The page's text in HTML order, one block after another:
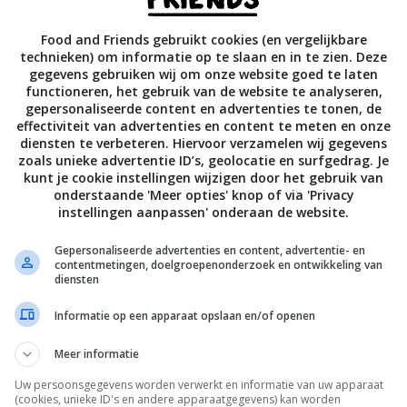
Leg er een theedoek overheen en laat alles nog 10
in omvang verdubbeld zijn.
balletjes op een licht met bloem bestoven werkblad en rol
een doorsnee van circa 10-12 centimeter. Het vergt even
je het onder de knie hebt; de truc is om vanuit het
werken. Leg 3 eetlepels vulling op een helft van de cirkel en
(over de helft van het deeg) uit; zorgdat er een rand
Vouw de andere helft van het deeg over de vulling,
hebt, en druk de randen stevig op elkaar. Herhaal deze
resterende deeg en de rest van de vulling.
of (koeken)pan met zware bodem en voeg net zoveel olie
de pan bedekt is. Bak de bolani’s een voor een 4 minuten
goudbruin en knapperig zijn. Laat ze op een met
bord
te dippen.
Food and Friends gebruikt cookies (en vergelijkbare
technieken) om informatie op te slaan en in te zien. Deze
gegevens gebruiken wij om onze website goed te laten
functioneren, het gebruik van de website te analyseren,
gepersonaliseerde content en advertenties te tonen, de
effectiviteit van advertenties en content te meten en onze
diensten te verbeteren. Hiervoor verzamelen wij gegevens
zoals unieke advertentie ID’s, geolocatie en surfgedrag. Je
kunt je cookie instellingen wijzigen door het gebruik van
onderstaande 'Meer opties' knop of via 'Privacy
instellingen aanpassen' onderaan de website.
Gepersonaliseerde advertenties en content, advertentie- en
contentmetingen, doelgroepenonderzoek en ontwikkeling van
diensten
Informatie op een apparaat opslaan en/of openen
Meer informatie
Uw persoonsgegevens worden verwerkt en informatie van uw apparaat
(cookies, unieke ID's en andere apparaatgegevens) kan worden